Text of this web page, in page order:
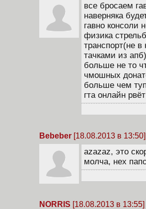
все бросаем
наверняка
гавно консоли
физика
транспорт(не
тачками из
больше не то
чмошных
больше чем
гта онлайн
Bebeber [18.08.2013 в 13:50]
azazaz, это
молча, нех
NORRIS [18.08.2013 в 13:55]